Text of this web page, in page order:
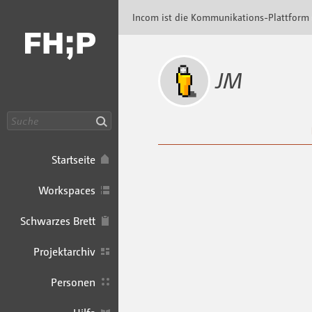
Startseite
Workspaces
Schwarzes Brett
Projektarchiv
Personen
Incom ist die Kommunikations-Plattform
JM